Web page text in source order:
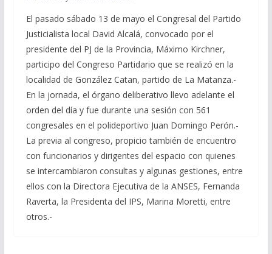
El pasado sábado 13 de mayo el Congresal del Partido
Justicialista local David Alcalá, convocado por el
presidente del PJ de la Provincia, Máximo Kirchner,
participo del Congreso Partidario que se realizó en la
localidad de González Catan, partido de La Matanza.-
En la jornada, el órgano deliberativo llevo adelante el
orden del día y fue durante una sesión con 561
congresales en el polideportivo Juan Domingo Perón.-
La previa al congreso, propicio también de encuentro
con funcionarios y dirigentes del espacio con quienes
se intercambiaron consultas y algunas gestiones, entre
ellos con la Directora Ejecutiva de la ANSES, Fernanda
Raverta, la Presidenta del IPS, Marina Moretti, entre
otros.-